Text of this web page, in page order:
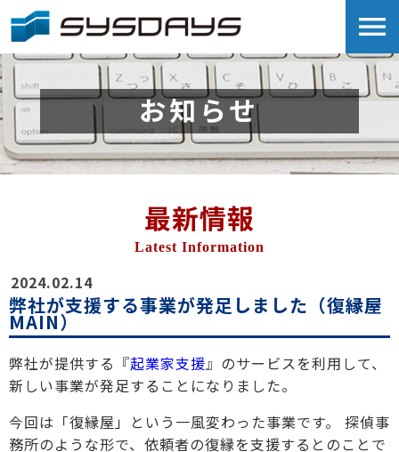
menu
お知らせ
最新情報
Latest Information
2024.02.14
弊社が支援する事業が発足しました（復縁屋
MAIN）
弊社が提供する『起業家支援』のサービスを利用して、
新しい事業が発足することになりました。
今回は「復縁屋」という一風変わった事業です。
探偵事
務所のような形で、依頼者の復縁を支援するとのことで